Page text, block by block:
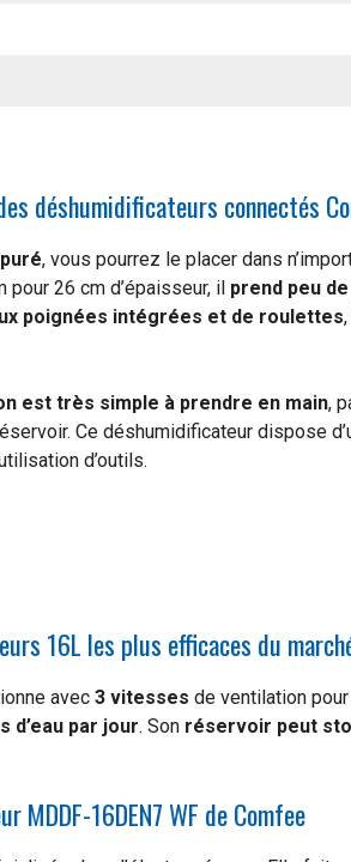
déshumidificateurs connectés
, vous pourrez le placer dans
26 cm d’épaisseur, il prend peu
poignées intégrées et de roulettes
est très simple à prendre en main,
Ce déshumidificateur dispose
d’outils.
16L les plus efficaces du
avec 3 vitesses de ventilation
d’eau par jour. Son réservoir peut
MDDF-16DEN7 WF de Comfee